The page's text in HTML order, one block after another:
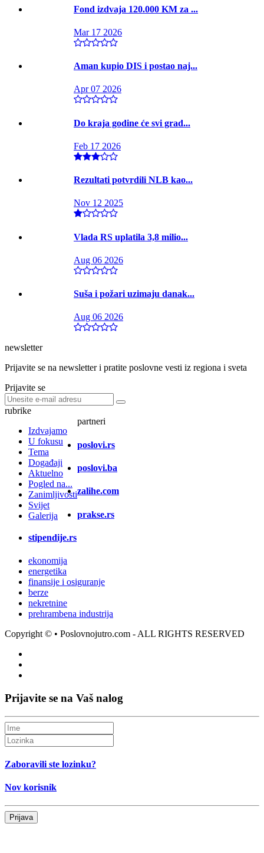
Fond izdvaja 120.000 KM za ...
Mar 17 2026
Aman kupio DIS i postao naj...
Apr 07 2026
Do kraja godine će svi grad...
Feb 17 2026
Rezultati potvrdili NLB kao...
Nov 12 2025
Vlada RS uplatila 3,8 milio...
Aug 06 2026
Suša i požari uzimaju danak...
Aug 06 2026
newsletter
Prijavite se na newsletter i pratite poslovne vesti iz regiona i sveta
Prijavite se
rubrike
Izdvajamo
U fokusu
Tema
Događaji
Aktuelno
Pogled na...
Zanimljivosti
Svijet
Galerija
partneri
poslovi.rs
poslovi.ba
zalihe.com
prakse.rs
stipendije.rs
ekonomija
energetika
finansije i osiguranje
berze
nekretnine
prehrambena industrija
Copyright © • Poslovnojutro.com - ALL RIGHTS RESERVED
Prijavite se na Vaš nalog
Zaboravili ste lozinku?
Nov korisnik